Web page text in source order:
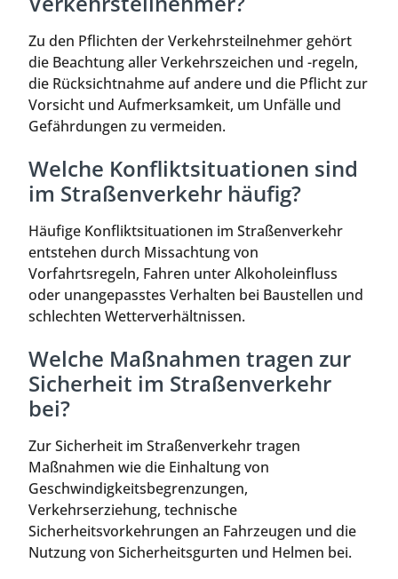
Zu den Pflichten der Verkehrsteilnehmer gehört
die Beachtung aller Verkehrszeichen und -regeln,
die Rücksichtnahme auf andere und die Pflicht zur
Vorsicht und Aufmerksamkeit, um Unfälle und
Gefährdungen zu vermeiden.
Welche Konfliktsituationen sind
im Straßenverkehr häufig?
Häufige Konfliktsituationen im Straßenverkehr
entstehen durch Missachtung von
Vorfahrtsregeln, Fahren unter Alkoholeinfluss
oder unangepasstes Verhalten bei Baustellen und
schlechten Wetterverhältnissen.
Welche Maßnahmen tragen zur
Sicherheit im Straßenverkehr
bei?
Zur Sicherheit im Straßenverkehr tragen
Maßnahmen wie die Einhaltung von
Geschwindigkeitsbegrenzungen,
Verkehrserziehung, technische
Sicherheitsvorkehrungen an Fahrzeugen und die
Nutzung von Sicherheitsgurten und Helmen bei.